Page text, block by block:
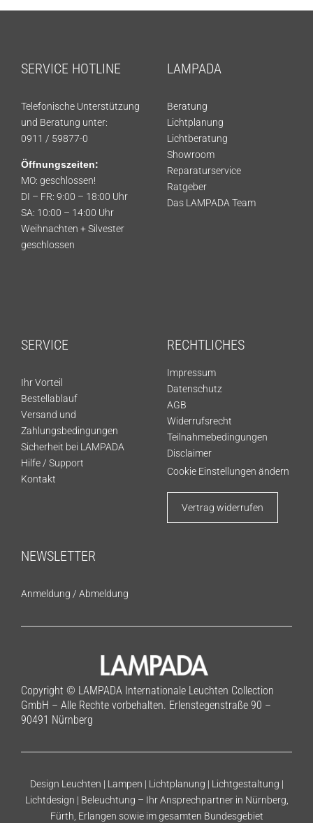
SERVICE HOTLINE
Telefonische Unterstützung
und Beratung unter:
0911 / 59877-0
Öffnungszeiten:
MO: geschlossen!
DI – FR: 9:00 – 18:00 Uhr
SA: 10:00 – 14:00 Uhr
Weihnachten + Silvester
geschlossen
LAMPADA
Beratung
Lichtplanung
Lichtberatung
Showroom
Reparaturservice
Ratgeber
Das LAMPADA Team
SERVICE
Ihr Vorteil
Bestellablauf
Versand und
Zahlungsbedingungen
Sicherheit bei LAMPADA
Hilfe / Support
Kontakt
RECHTLICHES
Impressum
Datenschutz
AGB
Widerrufsrecht
Teilnahmebedingungen
Disclaimer
Cookie Einstellungen ändern
Vertrag widerrufen
NEWSLETTER
Anmeldung / Abmeldung
Copyright © LAMPADA Internationale Leuchten Collection
GmbH – Alle Rechte vorbehalten. Erlenstegenstraße 90 –
90491 Nürnberg
Design Leuchten | Lampen | Lichtplanung | Lichtgestaltung |
Lichtdesign | Beleuchtung – Ihr Ansprechpartner in Nürnberg,
Fürth, Erlangen sowie im gesamten Bundesgebiet